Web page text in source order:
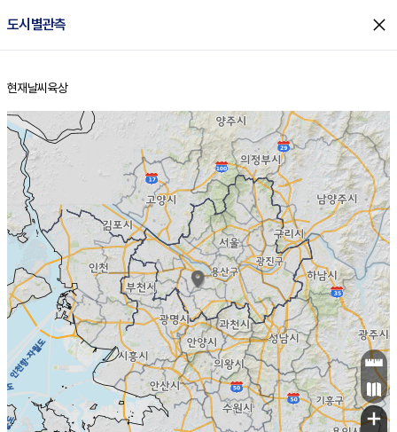
도시별관측 close
홈
현재날씨 육상
+